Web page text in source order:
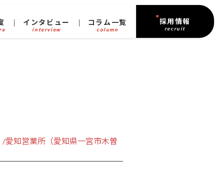
インタビュー
interview
コラム一覧
column
採用情報
recruit
知営業所（愛知県一宮市木曽